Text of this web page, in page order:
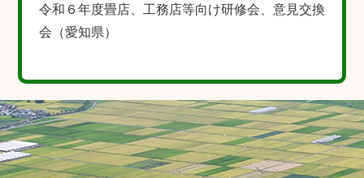
令和６年度畳店、工務店等向け研修会、意見交換
会（愛知県）